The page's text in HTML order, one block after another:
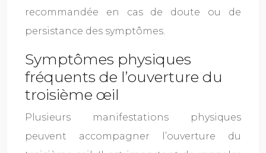
recommandée en cas de doute ou de
persistance des symptômes.
Symptômes physiques
fréquents de l’ouverture du
troisième œil
Plusieurs manifestations physiques
peuvent accompagner l’ouverture du